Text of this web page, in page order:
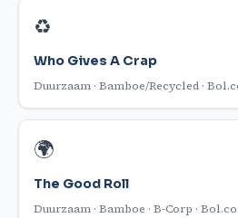
♻️
Who Gives A Crap
Duurzaam · Bamboe/Recycled ·
🌍
The Good Roll
Duurzaam · Bamboe · B-Corp ·